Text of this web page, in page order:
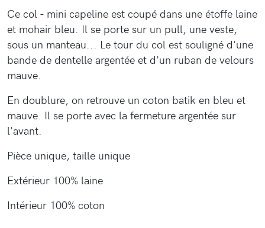
Ce col - mini capeline est coupé dans une étoffe laine
et mohair bleu. Il se porte sur un pull, une veste,
sous un manteau... Le tour du col est souligné d'une
bande de dentelle argentée et d'un ruban de velours
mauve.
En doublure, on retrouve un coton batik en bleu et
mauve. Il se porte avec la fermeture argentée sur
l'avant.
Pièce unique, taille unique
Extérieur 100% laine
Intérieur 100% coton